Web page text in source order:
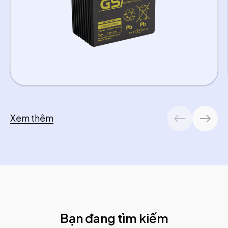
Xem thêm
Bạn đang tìm kiếm